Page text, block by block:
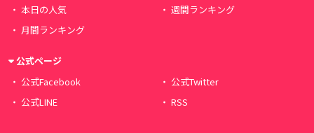
本日の人気
週間ランキング
月間ランキング
公式ページ
公式Facebook
公式Twitter
公式LINE
RSS